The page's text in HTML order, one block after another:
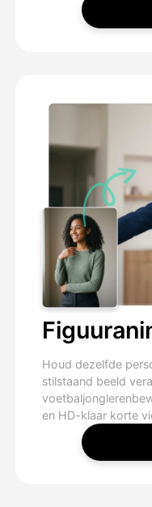
Houd dezelfde
stilstaand beeld
en HD-klaar korte